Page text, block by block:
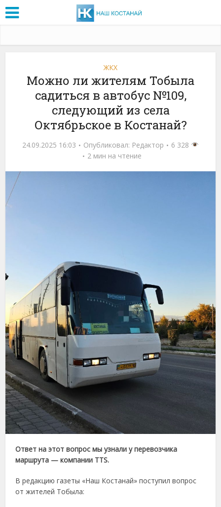
ЖКХ
Можно ли жителям Тобыла
садиться в автобус №109,
следующий из села
Октябрьское в Костанай?
24.09.2025 16:03 Опубликовал: Редактор
6 328
2 мин на чтение
Ответ на этот вопрос мы узнали у перевозчика
маршрута — компании TTS.
В редакцию газеты «Наш Костанай» поступил вопрос
от жителей Тобыла: